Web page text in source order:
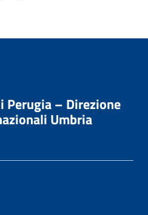
Perugia – Direzione
Umbria